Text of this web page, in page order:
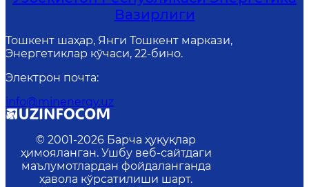
Вазирлиги
Тошкент шаҳар, Янги Тошкент маркази,
Энергетиклар кўчаси, 22-бино.
Электрон почта:
info@minenergy.uz
© 2001-2026 Барча ҳуқуқлар
ҳимояланган. Ушбу веб-сайтдаги
маълумотлардан фойдаланганда
ҳавола кўрсатилиши шарт.